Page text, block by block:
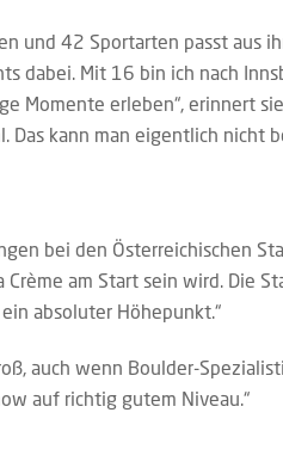
und 42 Sportarten passt aus
dabei. Mit 16 bin ich nach
Momente erleben“, erinnert
kann man eigentlich nicht
bei den Österreichischen
am Start sein wird. Die
absoluter Höhepunkt.“
auch wenn Boulder-
auf richtig gutem Niveau.“